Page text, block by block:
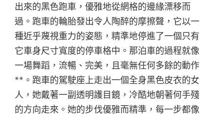
出來的黑色跑車，優雅地從網格的邊緣漂移而
過。跑車的輪胎發出令人陶醉的摩擦聲，它以一
種近乎蔑視重力的姿態，精準地停進了一個只有
它車身尺寸寬度的停車格中。那泊車的過程就像
一場舞蹈，流暢、完美，且毫無任何多餘的動作
**。跑車的駕駛座上走出一個全身黑色皮衣的女
人，她戴著一副透明護目鏡，冷酷地朝著何手殘
的方向走來。她的步伐優雅而精準，每一步都像